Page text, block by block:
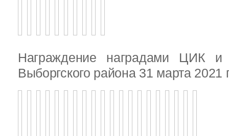
Награждение наградами ЦИК
Выборгского района 31 марта 2021